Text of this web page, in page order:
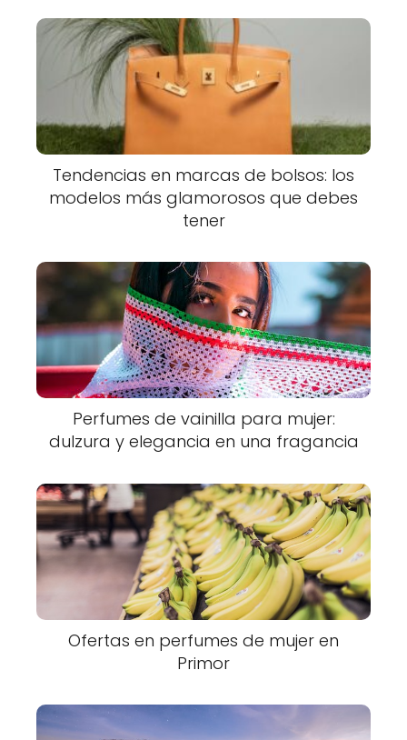
Tendencias en marcas de bolsos: los
modelos más glamorosos que debes
tener
Perfumes de vainilla para mujer:
dulzura y elegancia en una fragancia
Ofertas en perfumes de mujer en
Primor